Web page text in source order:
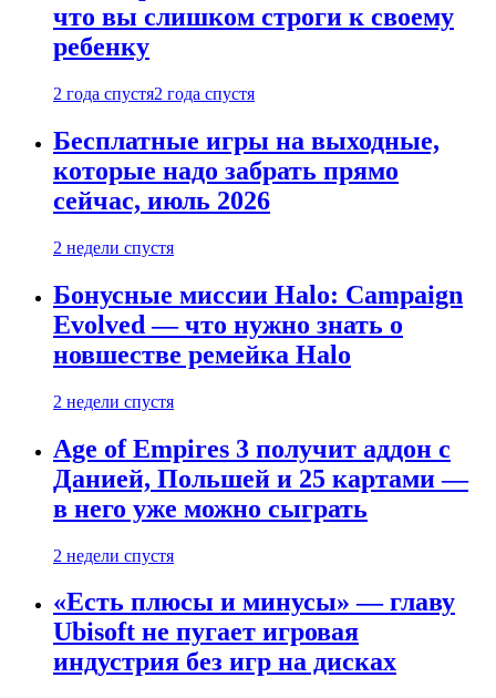
что вы слишком строги к своему
ребенку
2 года спустя2 года спустя
Бесплатные игры на выходные,
которые надо забрать прямо
сейчас, июль 2026
2 недели спустя
Бонусные миссии Halo: Campaign
Evolved — что нужно знать о
новшестве ремейка Halo
2 недели спустя
Age of Empires 3 получит аддон с
Данией, Польшей и 25 картами —
в него уже можно сыграть
2 недели спустя
«Есть плюсы и минусы» — главу
Ubisoft не пугает игровая
индустрия без игр на дисках